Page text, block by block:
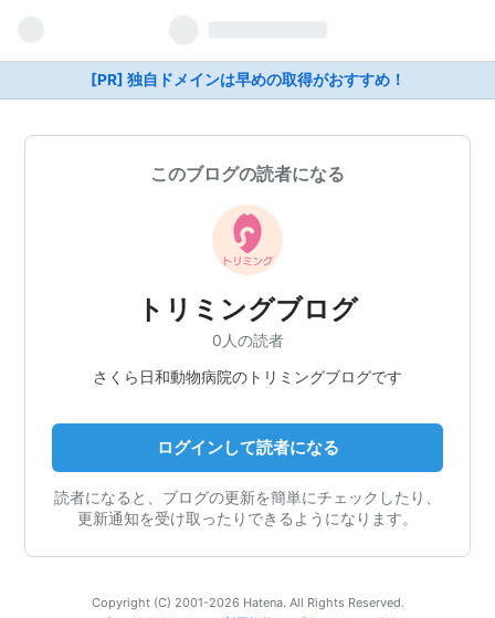
[PR] 独自ドメインは早めの取得がおすすめ！
このブログの読者になる
トリミングブログ
0人の読者
さくら日和動物病院のトリミングブログです
ログインして読者になる
読者になると、ブログの更新を簡単にチェックしたり、
更新通知を受け取ったりできるようになります。
Copyright (C) 2001-2026 Hatena. All Rights Reserved.